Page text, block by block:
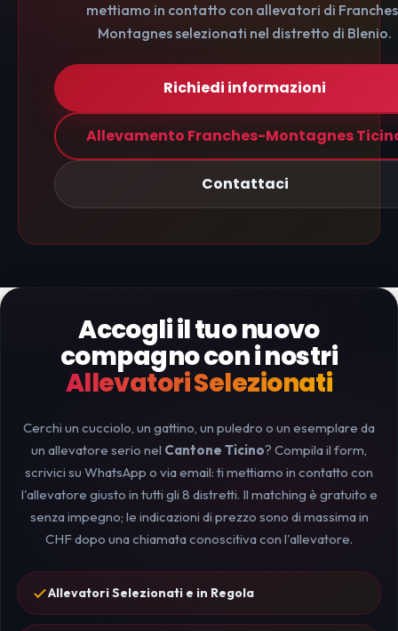
mettiamo in contatto con allevatori di
Montagnes selezionati nel distretto di Blenio.
Richiedi informazioni
Allevamento Franches-Montagnes
Contattaci
Accogli il tuo nuovo
compagno con i nostri
Allevatori Selezionati
Cerchi un cucciolo, un gattino, un puledro o un esemplare da
un allevatore serio nel Cantone Ticino? Compila il form,
scrivici su WhatsApp o via email: ti mettiamo in contatto con
l'allevatore giusto in tutti gli 8 distretti. Il matching è gratuito e
senza impegno; le indicazioni di prezzo sono di massima in
CHF dopo una chiamata conoscitiva con l'allevatore.
Allevatori Selezionati e in Regola